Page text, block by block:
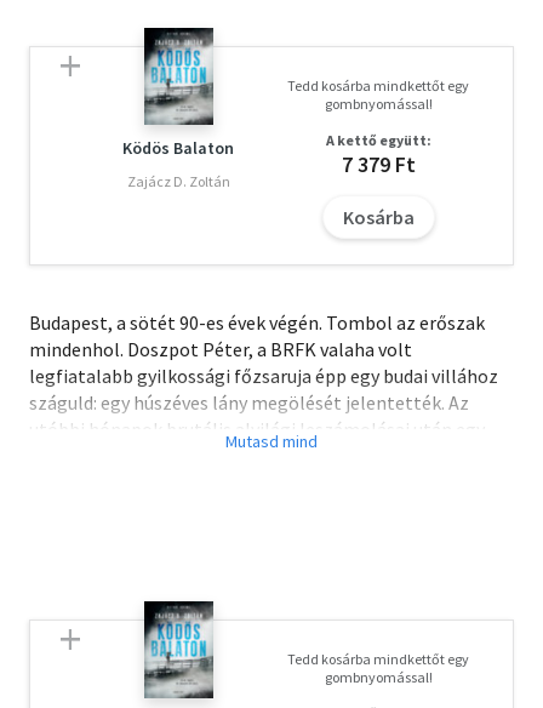
Ködös Balaton
Zajácz D. Zoltán
Tedd kosárba mindkettőt egy
gombnyomással!
A kettő együtt:
7 379 Ft
Kosárba
Budapest, a sötét 90-es évek végén. Tombol az erőszak
mindenhol. Doszpot Péter, a BRFK valaha volt
legfiatalabb gyilkossági főzsaruja épp egy budai villához
száguld: egy húszéves lány megölését jelentették. Az
utóbbi hónapok brutális alvilági leszámolásai után egy
számukra hétköznapi eset kinyomozása vár rájuk.
sorozatgyilkos mészárol le gyanútlan boltosokat
kegyetlenül, gyakran fillérekért. Miközben Doszpot és
csapata versenyt fut az idővel, hogy megakadályozza az
újabb gyilkosságokat, a fiatal lány megölése sem hagyja
Tedd kosárba mindkettőt egy
gombnyomással!